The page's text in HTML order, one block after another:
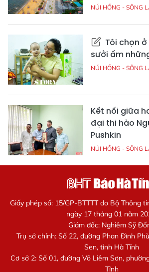
NÚI HỒNG - SÔNG
Tôi chọn
sưởi ấm
NÚI HỒNG - SÔNG
Kết nối giữa
đại thi hào
Pushkin
NÚI HỒNG - SÔNG
Giấy phép số: 15/GP-BTTTT do Bộ Thông
ngày 17 tháng 01 năm
Giám đốc: Nghiêm Sỹ
Trụ sở chính: Số 22, đường Phan Đình
Sen, tỉnh Hà Tĩnh
Cơ sở 2: Số 01, đường Võ Liêm Sơn,
Tĩnh